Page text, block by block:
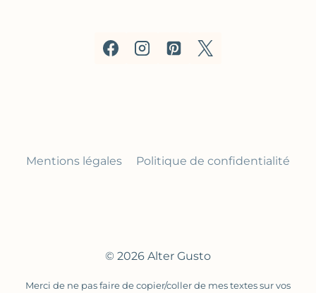
Mentions légales Politique de confidentialité
© 2026 Alter Gusto
Merci de ne pas faire de copier/coller de mes textes sur vos